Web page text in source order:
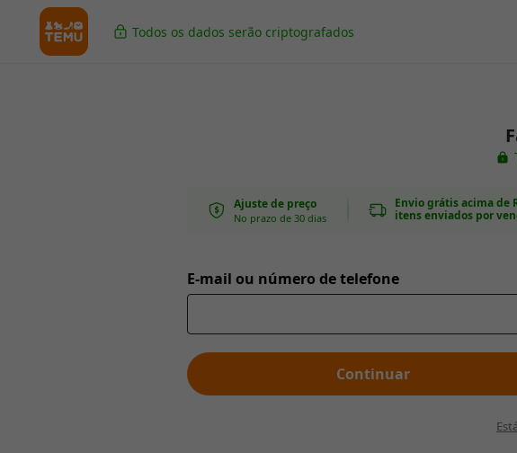
Todos os dados serão criptografados
Ajuste de preço
No prazo de 30 dias
Envio grátis acima de
itens enviados por
E-mail ou número de telefone
Continuar